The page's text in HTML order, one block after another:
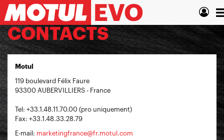
Aller
au
contenu
principal
CONTACTS
Motul
119 boulevard Félix Faure
93300 AUBERVILLIERS - France
Tel: +33.1.48.11.70.00 (pro uniquement)
Fax: +33.1.48.33.28.79
E-mail: marketingfrance@fr.motul.com